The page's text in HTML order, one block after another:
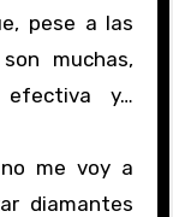
pese a las
muchas,
efectiva y…
me voy a
diamantes